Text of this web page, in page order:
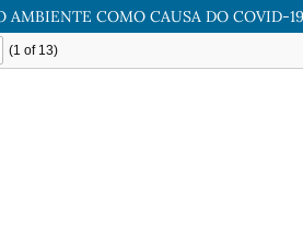
AMBIENTE COMO CAUSA DO COVID-